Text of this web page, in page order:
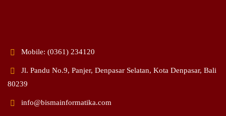
Mobile: (0361) 234120
Jl. Pandu No.9, Panjer, Denpasar Selatan, Kota Denpasar, Bali
80239
info@bismainformatika.com